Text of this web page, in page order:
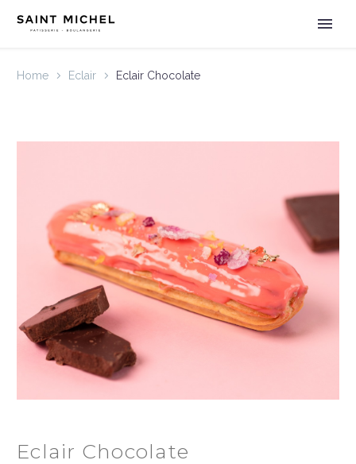
Home Eclair Eclair Chocolate
Eclair Chocolate